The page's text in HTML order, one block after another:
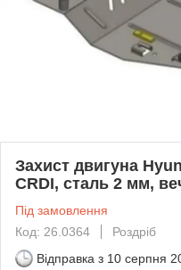
Захист двигуна
CRDI, сталь 2 мм,
Під замовлення
Код: 26.0364
Роздріб
Відправка з 10 серпня